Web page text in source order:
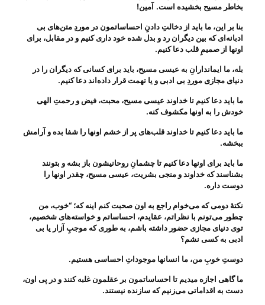
بخاطر مسیح بخشیده است. آمین!
بنا بر این، ما باید از دخالتِ دادنِ احساساتمون در موردِ متن‌های بی‌
ادبانه‌ای که بین دیگران رد و بدل شده خود داری کنیم و در مقابل، برای
اونها از صمیمِ قلب دعا کنیم.
بله، ما ایماندارانِ به عیسی مسیح، باید برای کسانی که دیگران را در
دنیای مجازی موردِ بی‌ ادبی و یا تهمت قرار داده‌اند دعا کنیم.
ما باید دعا کنیم تا خداوند عیسی مسیح، محبت، فیض و رحمتِ الهی
خودش را به اونها مکشوف کنه.
ما باید دعا کنیم تا خداوند قلب‌های پر از خشم اونها را شفا بده و آرامش
ببخشه.
ما باید برای اونها دعا کنیم تا چشمانِ روحانیشون باز بشه و بتونند
بشناسند که خداوند و منجی بشریت، عیسی مسیح، چقدر اونها را
دوست داره.
نکتهٔ دومی که می‌‌خوام راجع به اون صحبت کنم اینه که؛ “خوب، من
چطور می‌‌تونم با نظراتم، عقایدم، احساساتم و خواسته‌های شخصیم،
توی دنیای مجازی حضور داشته باشم، به طوری که موجبِ آزار یا بی‌
ادبی به کسی نشم؟
دوستِ خوبِ من، ما انسانها موجوداتِ احساسی هستیم.
ما گاهی اجازه میدیم تا احساساتمون بر عقلمون غلبهکنند و در پی اون،
دست به اقداماتی می‌‌زنیم که سازنده نیستند.